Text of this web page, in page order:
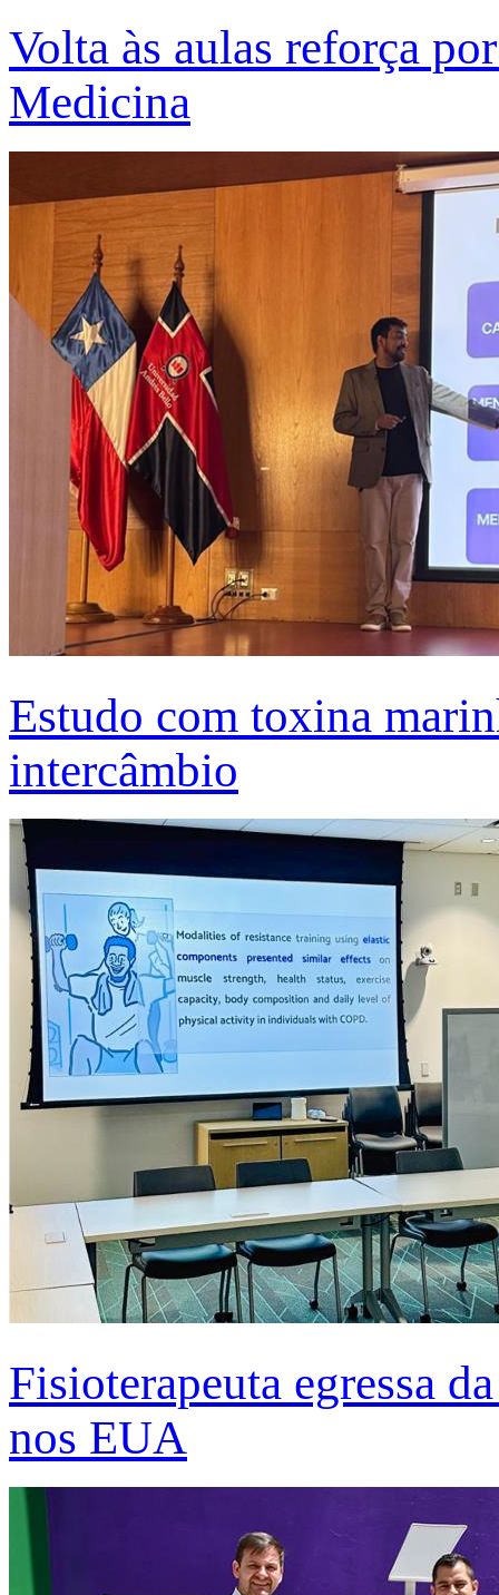
Volta às aulas reforça
Medicina
Estudo com toxina
intercâmbio
Fisioterapeuta egressa
nos EUA